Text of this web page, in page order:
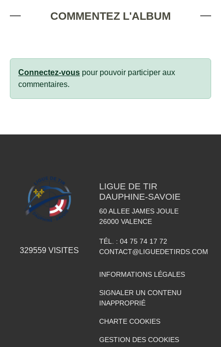
COMMENTEZ L'ALBUM
Connectez-vous pour pouvoir participer aux
commentaires.
329559 VISITES
LIGUE DE TIR
DAUPHINE-SAVOIE
60 ALLEE JAMES JOULE
26000 VALENCE
TÉL. : 04 75 74 17 72
CONTACT@LIGUEDETIRDS.COM
INFORMATIONS LÉGALES
SIGNALER UN CONTENU
INAPPROPRIÉ
CHARTE COOKIES
GESTION DES COOKIES